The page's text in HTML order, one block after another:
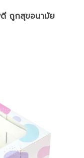
ถูกสุขอนามัย